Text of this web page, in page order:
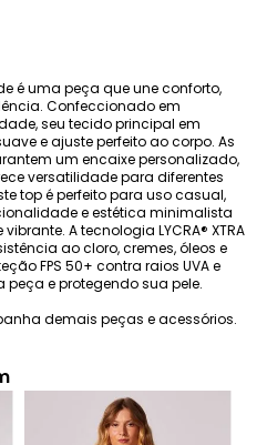
é uma peça que une conforto,
Confeccionado em
seu tecido principal em
e ajuste perfeito ao corpo. As
um encaixe personalizado,
versatilidade para diferentes
top é perfeito para uso casual,
e estética minimalista
A tecnologia LYCRA® XTRA
ao cloro, cremes, óleos e
FPS 50+ contra raios UVA e
peça e protegendo sua pele.
demais peças e acessórios.